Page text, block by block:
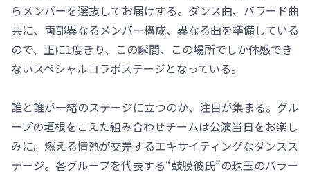
らメンバーを選抜してお届けする。ダンス曲、バラード曲
共に、両部異なるメンバー構成、異なる曲を準備している
ので、正に1度きり、この瞬間、この場所でしか体感でき
ないスペシャルコラボステージとなっている。
誰と誰が一緒のステージに立つのか、注目が集まる。グル
ープの垣根をこえた組み合わせチームは公演当日をお楽し
みに。燃える情熱が交差するエキサイティングなダンスス
テージ。各グループを代表する“鼓膜彼氏”の珠玉のバラー